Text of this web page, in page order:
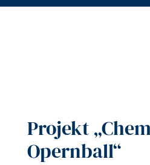
Projekt
Opernball“